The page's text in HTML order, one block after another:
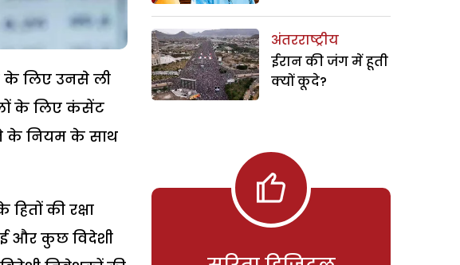
के लिए उनसे ली
के लिए कंसेंट
के नियम के साथ
की रक्षा
और कुछ विदेशी
अंतरराष्ट्रीय
ईरान की जंग में हूती
क्यों कूदे?